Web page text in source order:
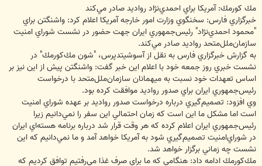
ت
مك كورمك: آمريكا براي احمدي‌نژاد رواديد صادر مي‌كند
خبرگزاري فارس: سخنگوي وزارت امور خارجه آمريكا اعلام كرد: واشنگتن براي
"محمود احمدي‌نژاد" رئيس‌جمهوري ايران جهت حضور در نشست شوراي امنيت
سازمان‌ملل‌متحد رواديد صادر مي‌كند.
به گزارش خبرگزاري فارس به نقل از آسوشيتدپرس،‌ "شون مك‌كورمك" در
نشست خبري روز جمعه خود با اعلام اين خبر گفت:‌ واشنگتن پيش از اين نيز بر
اساس تعهدات خود نسبت به ميهمانان سازمان‌ملل‌متحد با درخواست
رئيس‌جمهوري ايران براي صدور رواديد موافقت كرده بود.
وي افزود: تصميم‌گيري درباره درخواست صدور رواديد بر عهده شوراي امنيت
است اما مشكل ما اين است كه زمان احتمالي اين سفر را نمي‌دانيم زيرا
رئيس‌جمهوري ايران اعلام كرده كه هر وقت قرار شد درباره برنامه هسته‌اي ايران
در شوراي‌امنيت تصميم‌گيري شود به آمريكا خواهد آمد و ما نمي‌دانيم كه اين
نشست چه زماني برگزار خواهد شد.
مك‌كورمك ادامه داد: هنگامي كه ما براي صرف غذا مي‌رفتيم توافق كرديم كه